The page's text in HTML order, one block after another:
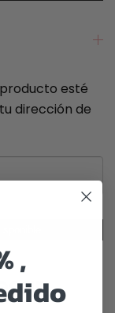
esté
dirección de
,